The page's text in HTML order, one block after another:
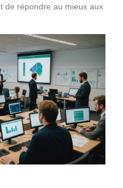
de répondre au mieux aux